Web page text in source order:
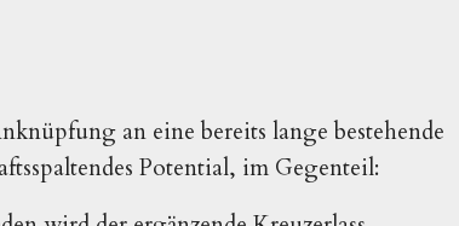
an eine bereits lange bestehende
Potential, im Gegenteil: